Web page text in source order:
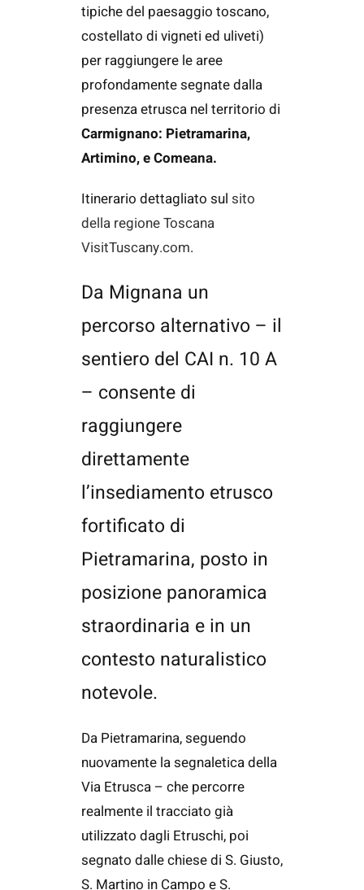
tipiche del paesaggio toscano,
costellato di vigneti ed uliveti)
per raggiungere le aree
profondamente segnate dalla
presenza etrusca nel territorio di
Carmignano: Pietramarina,
Artimino, e Comeana.
Itinerario dettagliato sul sito
della regione Toscana
VisitTuscany.com.
Da Mignana un
percorso alternativo – il
sentiero del CAI n. 10 A
– consente di
raggiungere
direttamente
l’insediamento etrusco
fortificato di
Pietramarina, posto in
posizione panoramica
straordinaria e in un
contesto naturalistico
notevole.
Da Pietramarina, seguendo
nuovamente la segnaletica della
Via Etrusca – che percorre
realmente il tracciato già
utilizzato dagli Etruschi, poi
segnato dalle chiese di S. Giusto,
S. Martino in Campo e S.